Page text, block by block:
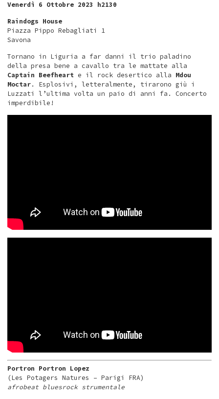
Venerdì 6 Ottobre 2023 h2130
Raindogs House
Piazza Pippo Rebagliati 1
Savona
Tornano in Liguria a far danni il trio paladino
della presa bene a cavallo tra le mattate alla
Captain Beefheart e il rock desertico alla Mdou
Moctar. Esplosivi, letteralmente, tirarono giù i
Luzzati l’ultima volta un paio di anni fa. Concerto
imperdibile!
Portron Portron Lopez
(Les Potagers Natures – Parigi FRA)
afrobeat bluesrock strumentale